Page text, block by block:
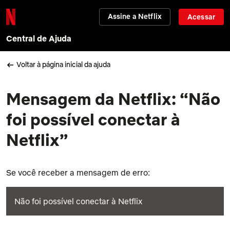
Assine a Netflix Acessar
Central de Ajuda
Voltar à página inicial da ajuda
Mensagem da Netflix: “Não
foi possível conectar à
Netflix”
Se você receber a mensagem de erro:
Não foi possível conectar à Netflix